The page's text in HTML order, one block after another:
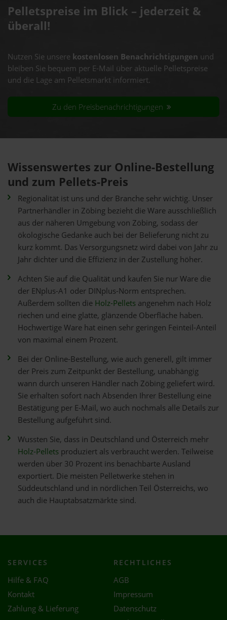
Pelletspreise im Blick – jederzeit &
überall!
Nutzen Sie unsere kostenlosen Benachrichtigungen und
bleiben Sie bequem per E-Mail über aktuelle Pelletspreise
und die Lage am Pelletsmarkt informiert.
Zu den Preisbenachrichtigungen
Wissenswertes zur Online-Bestellung
und zum Pellets-Preis
Regionalität ist uns und der Branche sehr wichtig. Unser
Partnerhändler in Zöbing bezieht die Ware ausschließlich
aus der näheren Umgebung von Zöbing, sodass der
ökologische Gedanke auch bei der Belieferung nicht zu
kurz kommt. Das Versorgungsnetz wird dabei von Jahr zu
Jahr dichter und die Effizienz in der Zustellung höher.
Achten Sie auf die Qualität und kaufen Sie nur Ware die
der ENplus-A1 oder DINplus-Norm entsprechen.
Außerdem sollten die Holz-Pellets angenehm nach Holz
riechen und eine glatte, glänzende Oberfläche haben.
Hochwertige Ware hat einen sehr geringen Feinteil-Anteil
von maximal einem Prozent.
Bei der Online-Bestellung, wie auch generell, gilt immer
der Preis zum Zeitpunkt der Bestellung, unabhängig
wann durch unseren Händler nach Zöbing geliefert wird.
Sie erhalten sofort nach Absenden Ihrer Bestellung eine
Bestätigung per E-Mail, wo auch nochmals alle Details zur
Bestellung aufgeführt sind.
Wussten Sie, dass in Deutschland und Österreich mehr
Holz-Pellets produziert als verbraucht werden. Teilweise
werden über 30 Prozent ins benachbarte Ausland
exportiert. Die meisten Pelletwerke stehen in
Süddeutschland und in nördlichen Teil Österreichs, wo
auch die Hauptabsatzmärkte sind.
SERVICES
Hilfe & FAQ
Kontakt
Zahlung & Lieferung
RECHTLICHES
AGB
Impressum
Datenschutz